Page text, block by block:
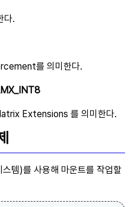
다.
를 의미한다.
Extensions 를 의미한다.
템)를 사용해 마운트를 작업할